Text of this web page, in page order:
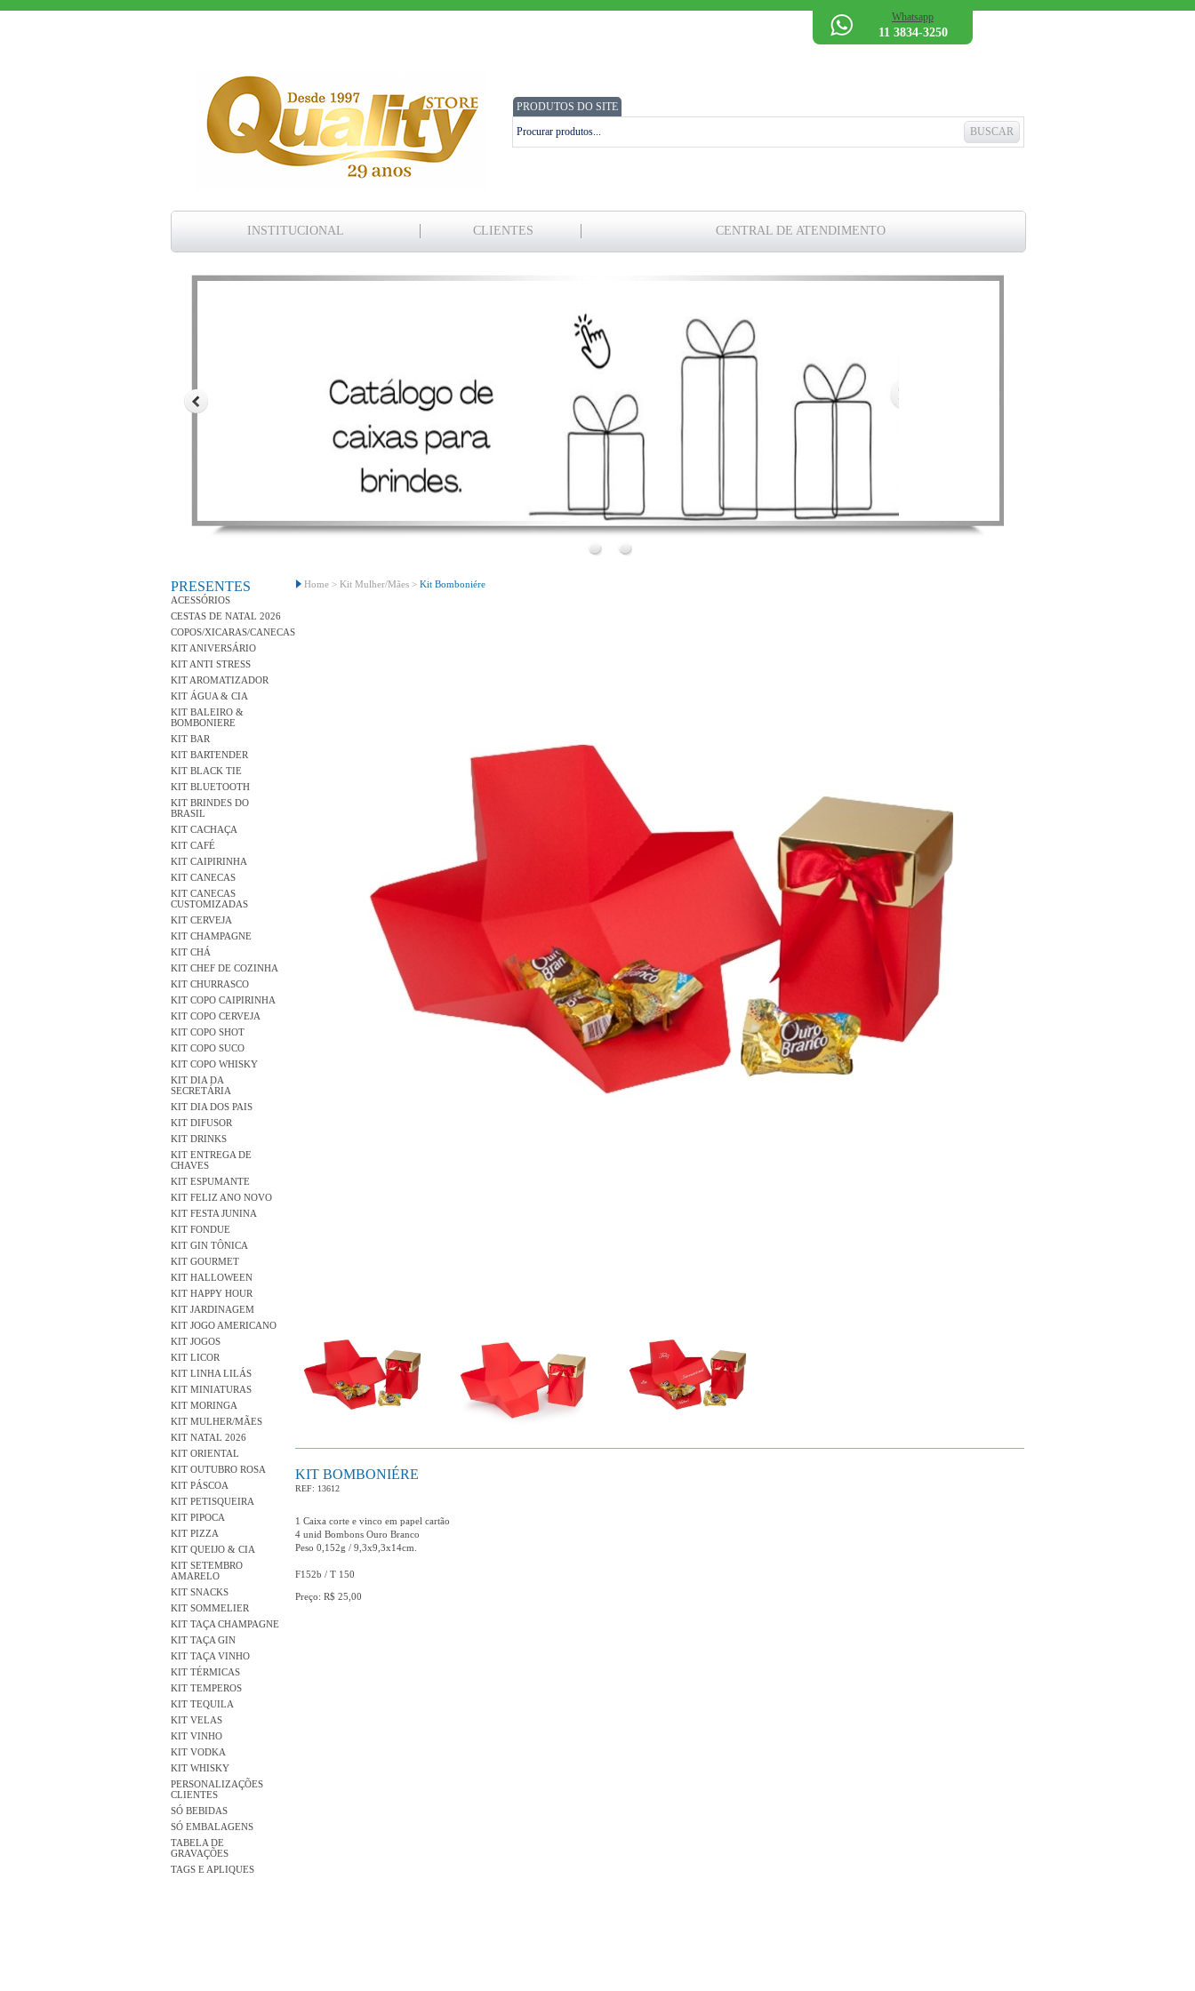
Whatsapp
11 3834-3250
PRODUTOS DO SITE
INSTITUCIONAL CLIENTES CENTRAL DE ATENDIMENTO
Bem Vindo!
PRESENTES
ACESSÓRIOS
CESTAS DE NATAL 2026
COPOS/XICARAS/CANECAS
KIT ANIVERSÁRIO
KIT ANTI STRESS
KIT AROMATIZADOR
KIT ÁGUA & CIA
KIT BALEIRO &
BOMBONIERE
KIT BAR
KIT BARTENDER
KIT BLACK TIE
KIT BLUETOOTH
KIT BRINDES DO
BRASIL
KIT CACHAÇA
KIT CAFÉ
KIT CAIPIRINHA
KIT CANECAS
KIT CANECAS
CUSTOMIZADAS
KIT CERVEJA
KIT CHAMPAGNE
KIT CHÁ
KIT CHEF DE COZINHA
KIT CHURRASCO
KIT COPO CAIPIRINHA
KIT COPO CERVEJA
KIT COPO SHOT
KIT COPO SUCO
KIT COPO WHISKY
KIT DIA DA
SECRETÁRIA
KIT DIA DOS PAIS
KIT DIFUSOR
KIT DRINKS
KIT ENTREGA DE
CHAVES
KIT ESPUMANTE
KIT FELIZ ANO NOVO
KIT FESTA JUNINA
KIT FONDUE
KIT GIN TÔNICA
KIT GOURMET
KIT HALLOWEEN
KIT HAPPY HOUR
KIT JARDINAGEM
KIT JOGO AMERICANO
KIT JOGOS
KIT LICOR
KIT LINHA LILÁS
KIT MINIATURAS
KIT MORINGA
KIT MULHER/MÃES
KIT NATAL 2026
KIT ORIENTAL
KIT OUTUBRO ROSA
KIT PÁSCOA
KIT PETISQUEIRA
KIT PIPOCA
KIT PIZZA
KIT QUEIJO & CIA
KIT SETEMBRO
AMARELO
KIT SNACKS
KIT SOMMELIER
KIT TAÇA CHAMPAGNE
KIT TAÇA GIN
KIT TAÇA VINHO
KIT TÉRMICAS
KIT TEMPEROS
KIT TEQUILA
KIT VELAS
KIT VINHO
KIT VODKA
KIT WHISKY
PERSONALIZAÇÕES
CLIENTES
SÓ BEBIDAS
SÓ EMBALAGENS
TABELA DE
GRAVAÇÕES
TAGS E APLIQUES
Home > Kit Mulher/Mães > Kit Bomboniére
KIT BOMBONIÉRE
REF: 13612
1 Caixa corte e vinco em papel cartão
4 unid Bombons Ouro Branco
Peso 0,152g / 9,3x9,3x14cm.
F152b / T 150
Preço: R$ 25,00